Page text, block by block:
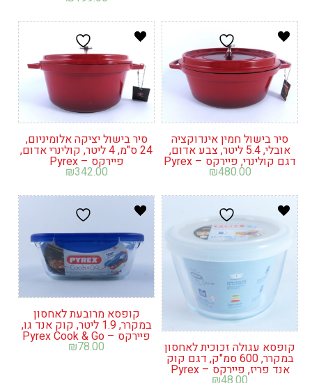
סיר בישול חמין אינדוקציה
אובלי, 5.4 ליטר, צבע אדום,
דגם קולינרי, פיירקס – Pyrex
₪480.00
סיר בישול יציקה אלומיניום,
24 ס"מ, 4 ליטר, קולינרי אדום,
פיירקס – Pyrex
₪342.00
קופסא עגולה זכוכית לאחסון
במקרר, 600 סמ"ק, דגם קוק
אנד פריז, פיירקס – Pyrex
קופסא מרובעת לאחסון
במקרר, 1.9 ליטר, קוק אנד גו,
פיירקס – Pyrex Cook & Go
₪78.00